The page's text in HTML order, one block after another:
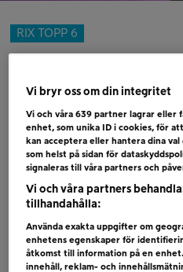
RIX TOPP 6
5 januari, 2018
1 ( 1) CHRIS
2 ( 3) ICONA POP –
3 ( 2) ED SHEERAN &
4 ( 5) LUIS FONSI &
5 ( 4) AXWELL /\
6 ( 6) SELENA GOMEZ
Vi bryr oss om din integritet
Vi och våra639 partner lagrar eller
enhet, som unika ID i cookies, för
kan acceptera eller hantera dina
som helst på sidan för
signaleras till våra partners och
Vi och våra partners
tillhandahålla:
Använda exakta uppgifter om
enhetens egenskaper för
åtkomst till information på en
innehåll, reklam- och